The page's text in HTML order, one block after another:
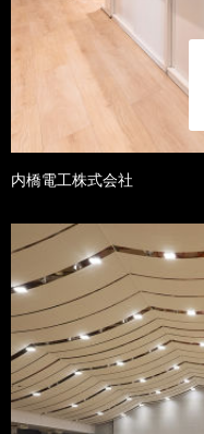
内橋電工株式会社